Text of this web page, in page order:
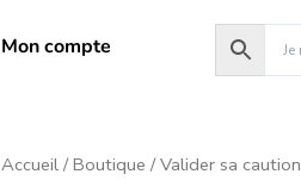
Mon compte
Accueil / Boutique / Valider sa caution
quantité